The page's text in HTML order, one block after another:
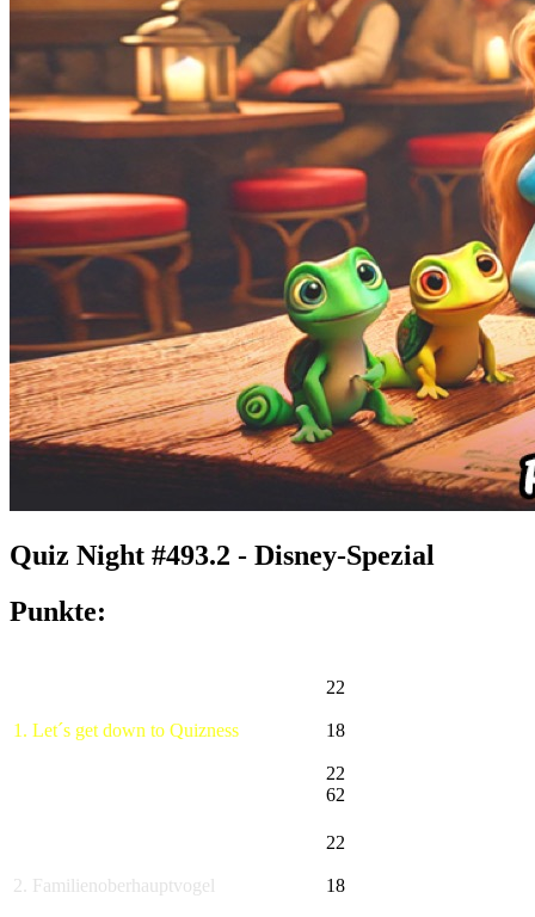
Quiz Night #493.2 - Disney-Spezial
Punkte:
1. Let´s get down to Quizness
22
18
22
62
2. Familienoberhauptvogel
22
18